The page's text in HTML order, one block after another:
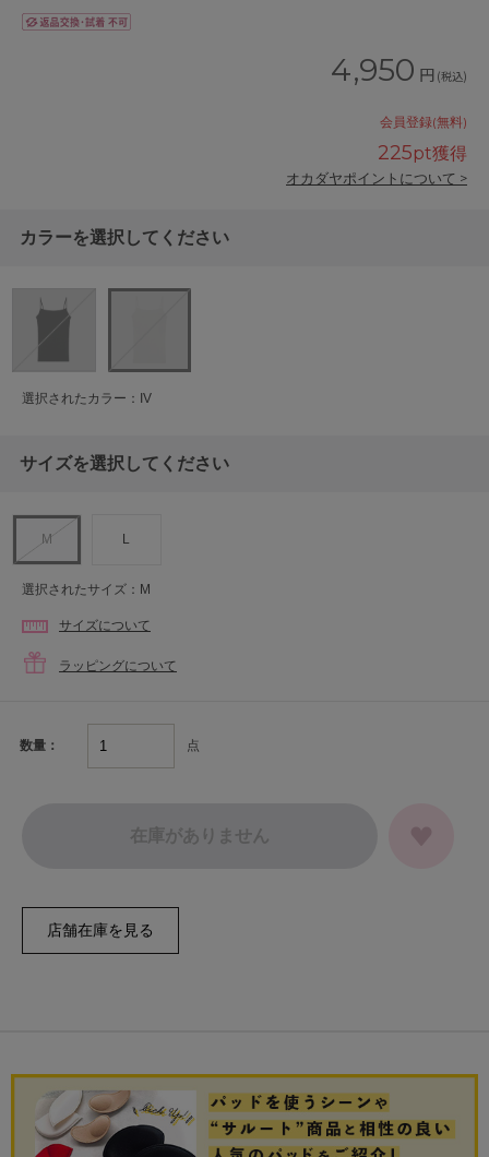
4,950 円 (税込)
会員登録(無料)
225pt獲得
オカダヤポイントについて >
カラーを選択してください
選択されたカラー：IV
サイズを選択してください
M L
選択されたサイズ：M
サイズについて
ラッピングについて
数量： 点
在庫がありません